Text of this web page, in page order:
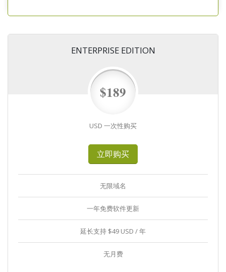
ENTERPRISE EDITION
$189
USD 一次性购买
立即购买
无限域名
一年免费软件更新
延长支持 $49 USD / 年
无月费